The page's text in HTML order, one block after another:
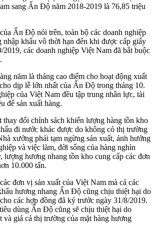
sang Ấn Độ năm 2018-2019 là 76,85 triệu
Ấn Độ nói trên, toàn bộ các doanh nghiệp
khẩu vô thời hạn đến khi được cấp giấy
các doanh nghiệp Việt Nam đã bắt buộc
năm là tháng cao điểm cho hoạt động xuất
dịp lễ lớn nhất của Ấn Độ trong tháng 10.
của Việt Nam đều tập trung nhân lực, tài
để sản xuất hàng.
đổi chính sách khiến lượng hàng tồn kho
đi nước khác được do không có thị trường
xưởng phải tạm ngừng sản xuất, ảnh hưởng
và việc làm, đời sống của hàng nghìn
lượng hương nhang tồn kho cung cấp các đơn
10.000 tấn.
đơn vị sản xuất của Việt Nam mà cả các
hương nhang Ấn Độ cũng chịu thiệt hại do
các hợp đồng đã ký trước ngày 31/8/2019.
dùng Ấn Độ cũng sẽ chịu thiệt hại do
và giá cả thị trường của mặt hàng hương